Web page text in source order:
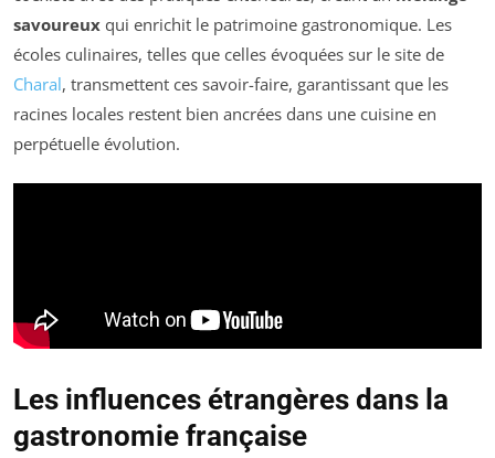
savoureux qui enrichit le patrimoine gastronomique. Les
écoles culinaires, telles que celles évoquées sur le site de
Charal, transmettent ces savoir-faire, garantissant que les
racines locales restent bien ancrées dans une cuisine en
perpétuelle évolution.
Les influences étrangères dans la
gastronomie française